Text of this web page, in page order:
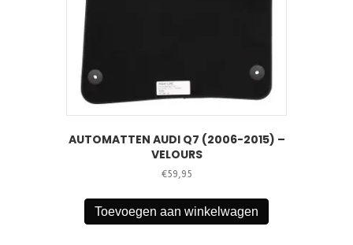
AUTOMATTEN AUDI Q7 (2006-2015) –
VELOURS
€59,95
Toevoegen aan winkelwagen